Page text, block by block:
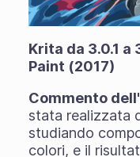
Krita da 3.0.1
Paint (2017)
Commento
stata realizzata
studiando
colori, e il